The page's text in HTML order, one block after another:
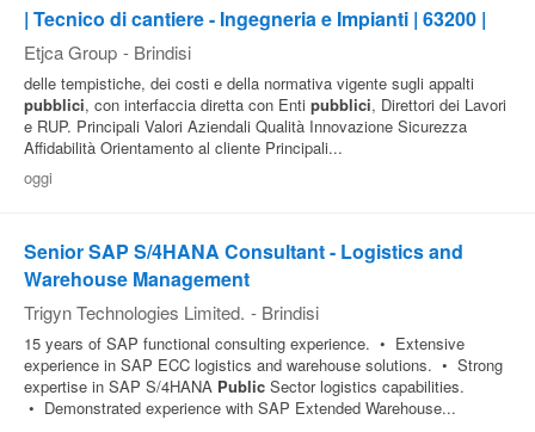
| Tecnico di cantiere - Ingegneria e Impianti | 63200 |
Etjca Group - Brindisi
delle tempistiche, dei costi e della normativa vigente sugli appalti
pubblici, con interfaccia diretta con Enti pubblici, Direttori dei Lavori
e RUP. Principali Valori Aziendali Qualità Innovazione Sicurezza
Affidabilità Orientamento al cliente Principali...
oggi
Senior SAP S/4HANA Consultant - Logistics and
Warehouse Management
Trigyn Technologies Limited. - Brindisi
15 years of SAP functional consulting experience. • Extensive
experience in SAP ECC logistics and warehouse solutions. • Strong
expertise in SAP S/4HANA Public Sector logistics capabilities.
• Demonstrated experience with SAP Extended Warehouse...